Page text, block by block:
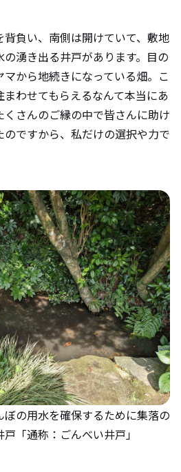
背負い、南側は開けていて、敷地
湧き出る井戸があります。目の
から地続きになっている畑。こ
わせてもらえるなんて本当にあ
くさんのご縁の中で皆さんに助け
ですから、私だけの選択や力で
の用水を確保するために集落の
「通称：ごんべい井戸」